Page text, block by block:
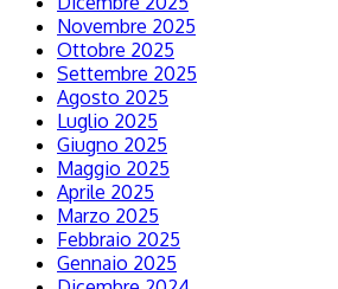
Novembre 2025
Ottobre 2025
Settembre 2025
Agosto 2025
Luglio 2025
Giugno 2025
Maggio 2025
Aprile 2025
Marzo 2025
Febbraio 2025
Gennaio 2025